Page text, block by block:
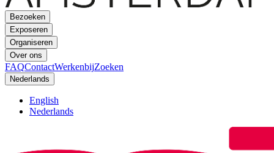
Bezoeken
Exposeren
Organiseren
Over ons
FAQContactWerkenbijZoeken
Nederlands
English
Nederlands